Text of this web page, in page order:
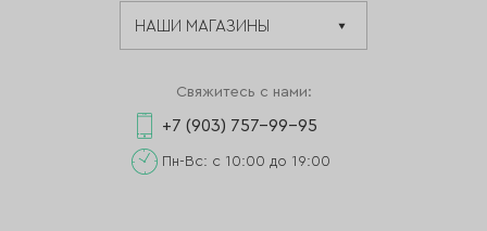
Свяжитесь с нами:
+7 (903) 757-99-95
Пн-Вс: с 10:00 до 19:00